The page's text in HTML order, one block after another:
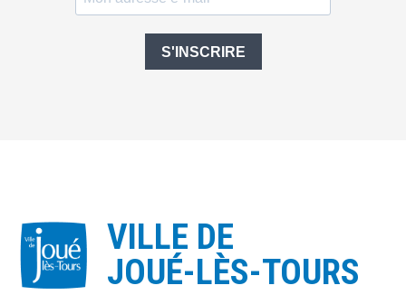
S'INSCRIRE
VILLE DE
JOUÉ-LÈS-TOURS